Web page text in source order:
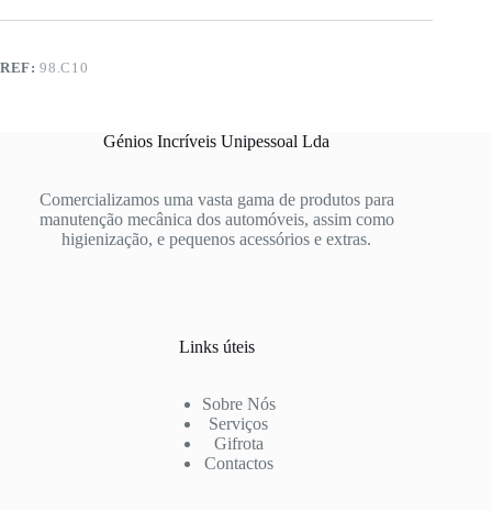
REF:98.C10
Génios Incríveis Unipessoal Lda
Comercializamos uma vasta gama de produtos para
manutenção mecânica dos automóveis, assim como
higienização, e pequenos acessórios e extras.
Links úteis
Sobre Nós
Serviços
Gifrota
Contactos